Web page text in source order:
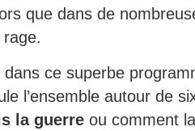
que dans de
ce superbe
l’ensemble autour de
la guerre ou comment